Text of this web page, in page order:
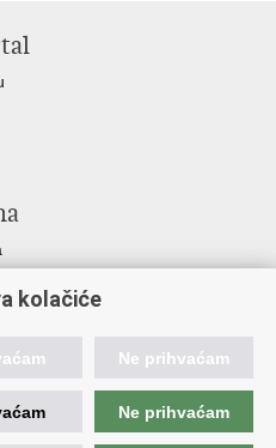
kolačiće
Ne prihvaćam
Ne prihvaćam